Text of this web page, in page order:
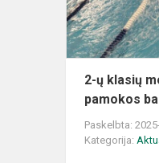
2-ų klasių
pamokos
Paskelbta:
Kategorija: